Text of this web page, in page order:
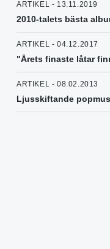
ARTIKEL - 13.11.2019
2010-talets bästa
ARTIKEL - 04.12.2017
"Årets finaste låtar
ARTIKEL - 08.02.2013
Ljusskiftande